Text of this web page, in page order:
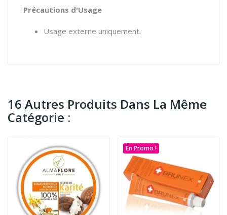
Précautions d'Usage
Usage externe uniquement.
16 Autres Produits Dans La Même
Catégorie :
En Promo !